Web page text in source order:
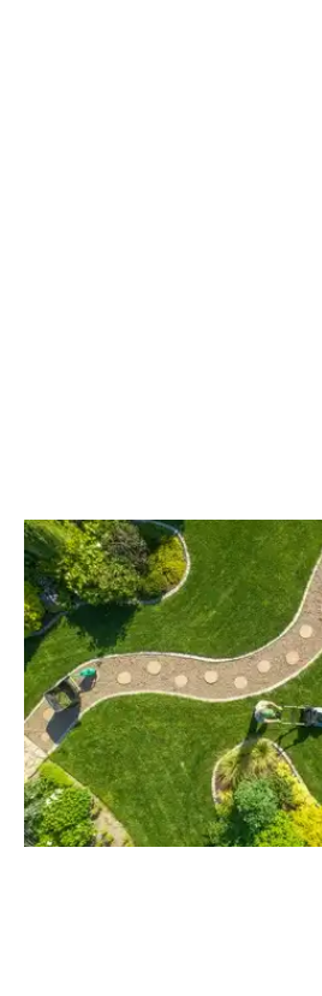
Service Jardinage Espace vert
Jardinage /Elagage
Service Entretien espace vert